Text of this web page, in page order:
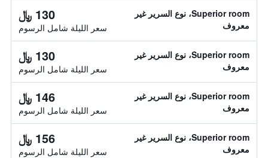
Superior room، نوع السرير غير
معروف
130 ﷼
سعر الليلة شامل الرسوم
Superior room، نوع السرير غير
معروف
130 ﷼
سعر الليلة شامل الرسوم
Superior room، نوع السرير غير
معروف
146 ﷼
سعر الليلة شامل الرسوم
Superior room، نوع السرير غير
معروف
156 ﷼
سعر الليلة شامل الرسوم